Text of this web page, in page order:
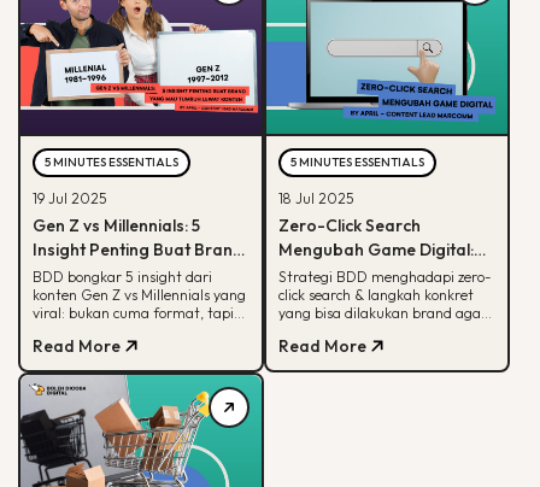
5 MINUTES ESSENTIALS
19 Jul 2025
Gen Z vs Millennials: 5
Insight Penting Buat Brand
yang Mau Tumbuh Lewat
Konten
BDD bongkar 5 insight dari
konten Gen Z vs Millennials yang
viral: bukan cuma format, tapi
Read More
5 MINUTES ESSENTIALS
18 Jul 2025
Zero-Click Search
Mengubah Game Digital:
Begini Strategi BDD & Apa
yang Bisa Dilakukan Brand
Strategi BDD menghadapi zero-
click search & langkah konkret
yang bisa dilakukan brand agar
Google
Read More